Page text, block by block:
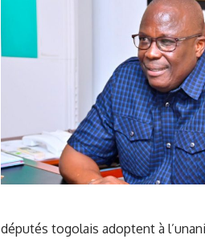
députés togolais adoptent à